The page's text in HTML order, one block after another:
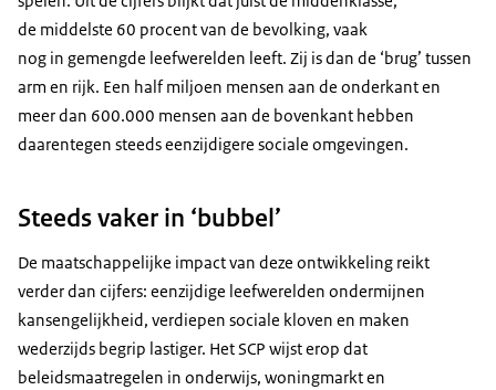
de middelste 60 procent van de bevolking, vaak
nog in gemengde leefwerelden leeft. Zij is dan de ‘brug’ tussen
arm en rijk. Een half miljoen mensen aan de onderkant en
meer dan 600.000 mensen aan de bovenkant hebben
daarentegen steeds eenzijdigere sociale omgevingen.
Steeds vaker in ‘bubbel’
De maatschappelijke impact van deze ontwikkeling reikt
verder dan cijfers: eenzijdige leefwerelden ondermijnen
kansengelijkheid, verdiepen sociale kloven en maken
wederzijds begrip lastiger. Het SCP wijst erop dat
beleidsmaatregelen in onderwijs, woningmarkt en